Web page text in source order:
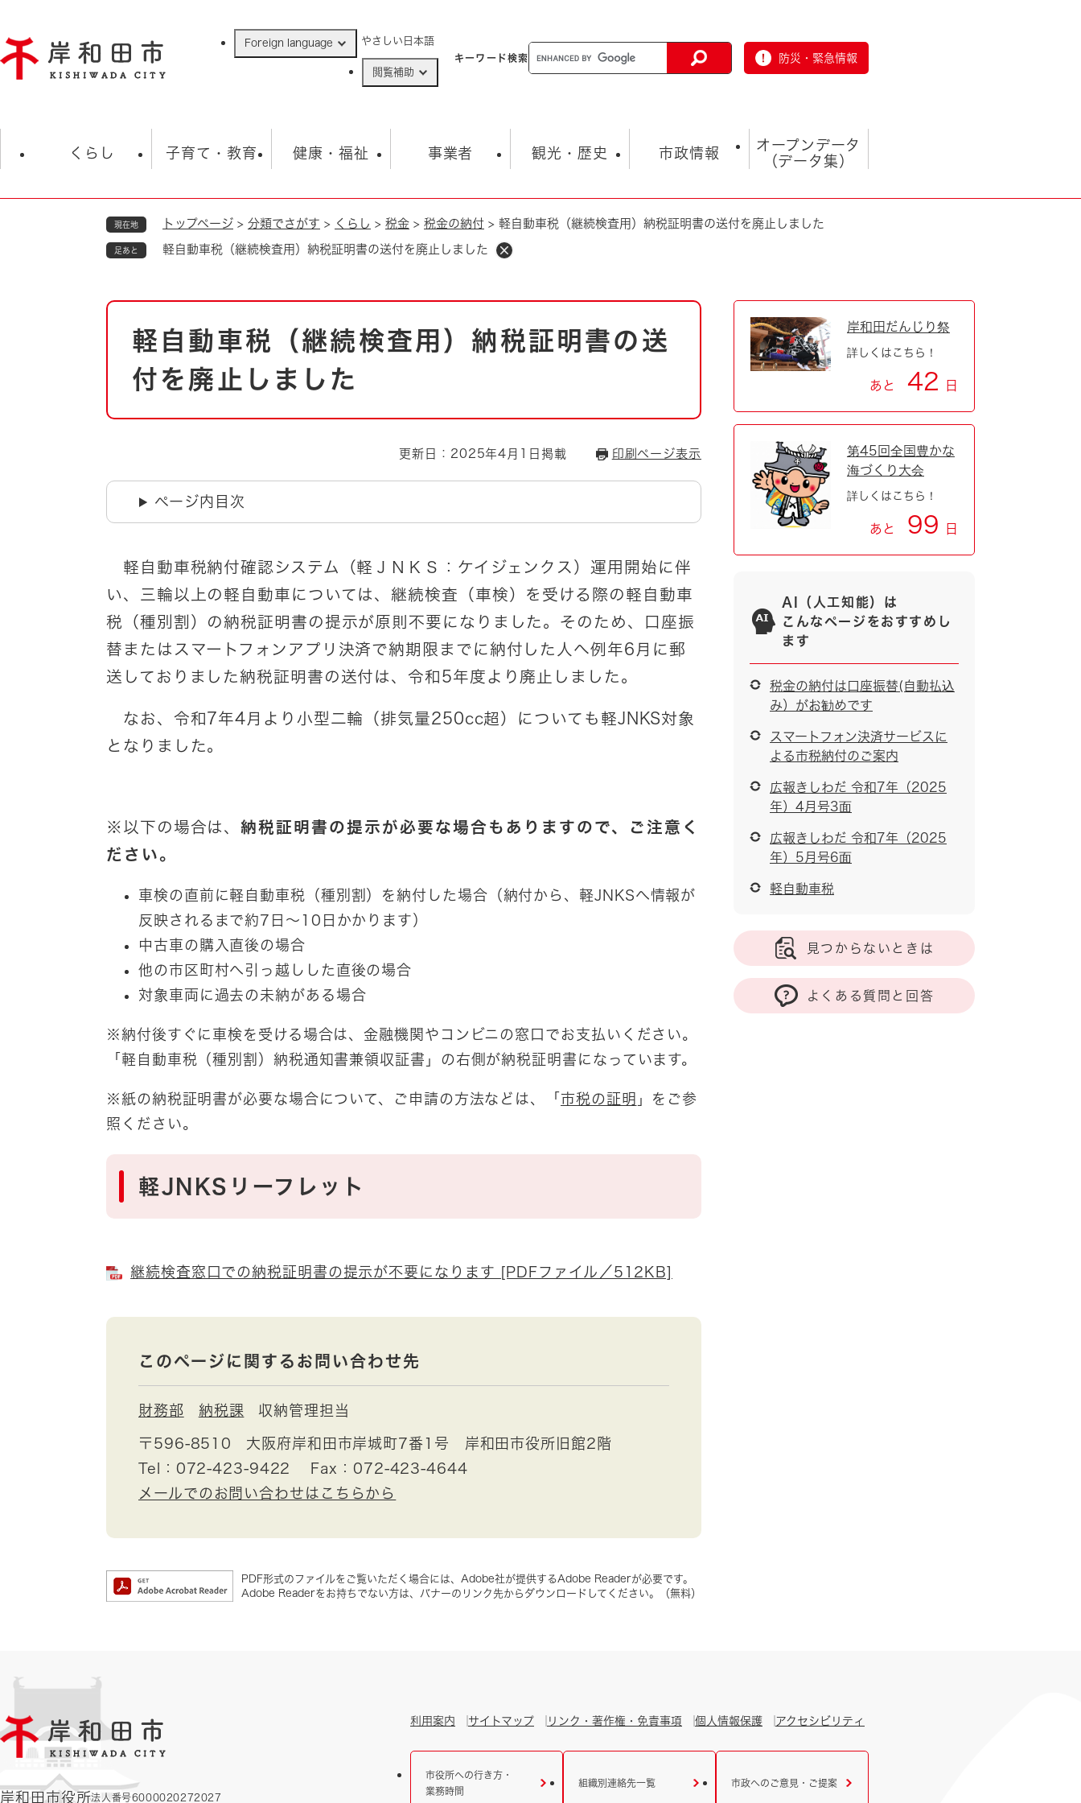
ジ
の
Foreign language やさしい日本語
閲覧補助
キーワード検索 防災・緊急情報
くらし
住民票・戸籍
ごみ・衛生・動物 救急・消防
防災・防犯 上水道・下水道
自然・環境・公園 住宅
引っ越し
道路・河川・交通
とじる
子育て・教育
学校 子育て
健康・福祉
福祉・健康・生活 生涯学習・スポーツ
事業者
入札・契約情報 まちづくり・協働
環境 福祉・介護
観光・歴史
観光 観光スポット
市政情報
市の概要 総合計画
市政 職員採用情報
市役所・施設の案内
オープンデータ
（データ集）
オープンデータ
現在地 トップページ > 分類でさがす > くらし > 税金 > 税金の納付 > 軽自動車税（継続検査用）納税証明書の送付を廃止しました
足あと 軽自動車税（継続検査用）納税証明書の送付を廃止しました
本
軽自動車税（継続検査用）納税証明書の送
付を廃止しました
更新日：2025年4月1日掲載 印刷ページ表示
ページ内目次
軽自動車税納付確認システム（軽ＪＮＫＳ：ケイジェンクス）運用開始に伴
い、三輪以上の軽自動車については、継続検査（車検）を受ける際の軽自動車
税（種別割）の納税証明書の提示が原則不要になりました。そのため、口座振
替またはスマートフォンアプリ決済で納期限までに納付した人へ例年6月に郵
送しておりました納税証明書の送付は、令和5年度より廃止しました。
なお、令和7年4月より小型二輪（排気量250cc超）についても軽JNKS対象
となりました。
※以下の場合は、納税証明書の提示が必要な場合もありますので、ご注意く
ださい。​
車検の直前に軽自動車税（種別割）を納付した場合（納付から、軽JNKSへ情報が
反映されるまで約7日～10日かかります）
中古車の購入直後の場合
他の市区町村へ引っ越しした直後の場合​
対象車両に過去の未納がある場合
※納付後すぐに車検を受ける場合は、金融機関やコンビニの窓口でお支払いください。
「軽自動車税（種別割）納税通知書兼領収証書」の右側が納税証明書になっています。
※紙の納税証明書が必要な場合について、ご申請の方法などは、「 市税の証明 」をご参
照ください。
軽JNKSリーフレット
継続検査窓口での納税証明書の提示が不要になります [PDFファイル／512KB]
このページに関するお問い合わせ先
財務部 納税課 収納管理担当
〒596-8510
大阪府岸和田市岸城町7番1号 岸和田市役所旧館2階
Tel：072-423-9422
Fax：072-423-4644
メールでのお問い合わせはこちらから
PDF形式のファイルをご覧いただく場合には、Adobe社が提供するAdobe Readerが必要です。
Adobe Readerをお持ちでない方は、バナーのリンク先からダウンロードしてください。（無料）
岸和田だんじり祭
詳しくはこちら！
あと 42 日
第45回全国豊かな
海づくり大会
詳しくはこちら！
あと 99 日
AI（人工知能）は
こんなページをおすすめし
ます
税金の納付は口座振替(自動払込
み）がお勧めです
スマートフォン決済サービスに
よる市税納付のご案内
広報きしわだ 令和7年（2025
年）4月号3面
広報きしわだ 令和7年（2025
年）5月号6面
軽自動車税
見つからないときは
よくある質問と回答
岸和田市役所法人番号6000020272027
利用案内 サイトマップ リンク・著作権・免責事項 個人情報保護 アクセシビリティ
市役所への行き方・
業務時間
組織別連絡先一覧 市政へのご意見・ご提案